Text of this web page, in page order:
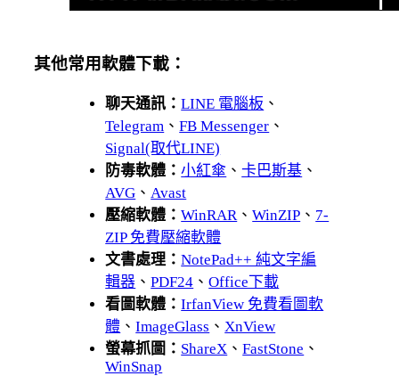
其他常用軟體下載：
聊天通訊：LINE 電腦板 、
Telegram 、FB Messenger 、
Signal(取代LINE)
防毒軟體：小紅傘 、卡巴斯基 、
AVG 、 Avast
壓縮軟體：WinRAR 、WinZIP 、 7-
ZIP 免費壓縮軟體
文書處理：NotePad++ 純文字編
輯器 、PDF24 、Office下載
看圖軟體：IrfanView 免費看圖軟
體 、ImageGlass 、 XnView
螢幕抓圖： ShareX 、FastStone 、
WinSnap